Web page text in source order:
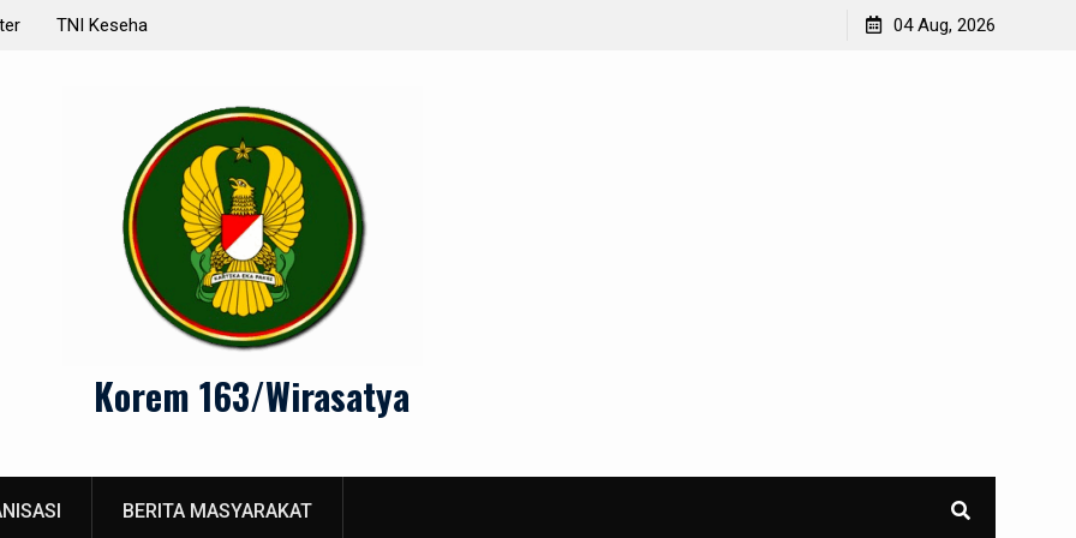
Nasional:
Taktik dan Strategi Infanteri TNI dalam Konflik
04 Aug, 2026
Korem 163/Wirasatya
BERITA MASYARAKAT